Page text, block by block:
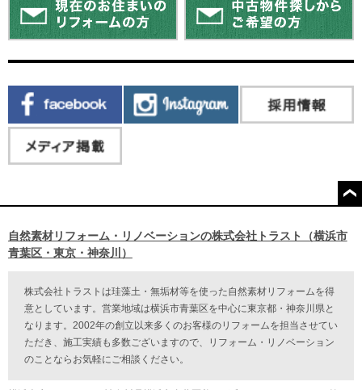
自然素材リフォーム・リノベーションの株式会社トラスト（横浜市
青葉区・東京・神奈川）
株式会社トラストは珪藻土・無垢材等を使った自然素材リフォームを得
意としています。営業地域は横浜市青葉区を中心に東京都・神奈川県と
なります。2002年の創立以来多くのお客様のリフォームを担当させてい
ただき、施工実績も多数ございますので、リフォーム・リノベーション
のことならお気軽にご相談ください。